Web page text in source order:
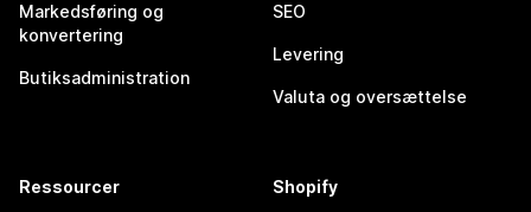
Markedsføring og
konvertering
Butiksadministration
SEO
Levering
Valuta og oversættelse
Ressourcer Shopify